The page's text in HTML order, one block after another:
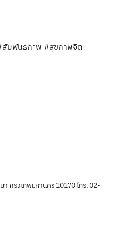
สัมพันธภาพ #สุขภาพจิต
กรุงเทพมหานคร 10170 โทร. 02-